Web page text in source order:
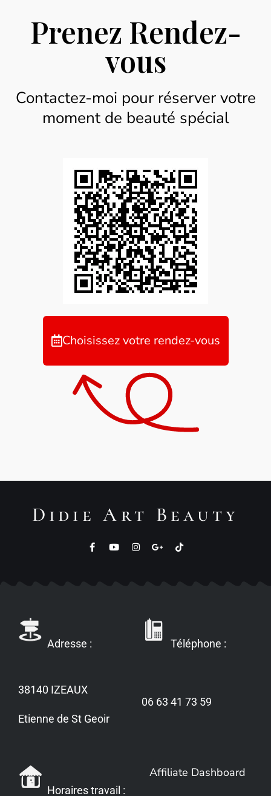
Prenez Rendez-
vous
Contactez-moi pour réserver votre
moment de beauté spécial
Choisissez votre rendez-vous
Didie Art Beauty
Adresse :
38140 IZEAUX
Etienne de St Geoir
Téléphone :
06 63 41 73 59
Horaires travail :
Affiliate Dashboard